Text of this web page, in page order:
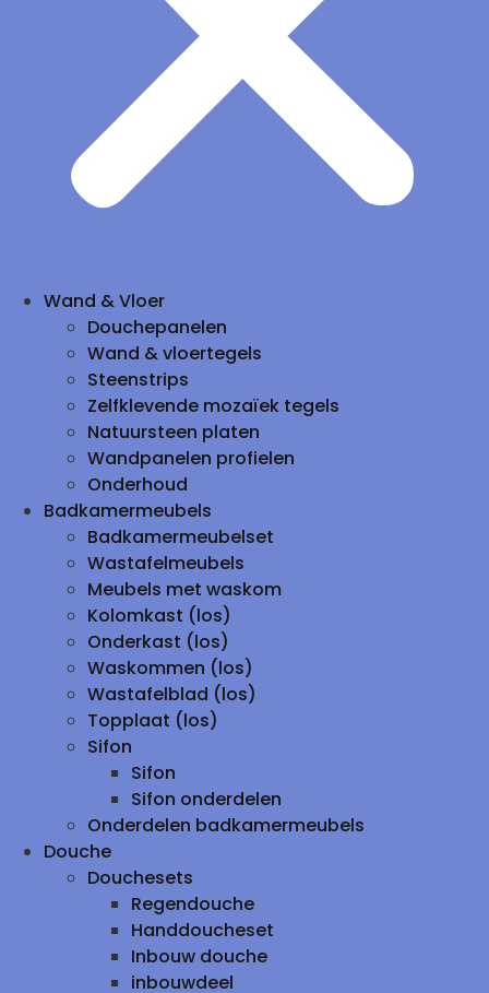
Wand & Vloer
Douchepanelen
Wand & vloertegels
Steenstrips
Zelfklevende mozaïek tegels
Natuursteen platen
Wandpanelen profielen
Onderhoud
Badkamermeubels
Badkamermeubelset
Wastafelmeubels
Meubels met waskom
Kolomkast (los)
Onderkast (los)
Waskommen (los)
Wastafelblad (los)
Topplaat (los)
Sifon
Sifon
Sifon onderdelen
Onderdelen badkamermeubels
Douche
Douchesets
Regendouche
Handdoucheset
Inbouw douche
inbouwdeel